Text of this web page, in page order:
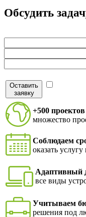
Обсудить
Оставить
заявку
+500 проектов
множество
Соблюдаем
оказать услугу
Адаптивный
все виды
Учитываем
решения под